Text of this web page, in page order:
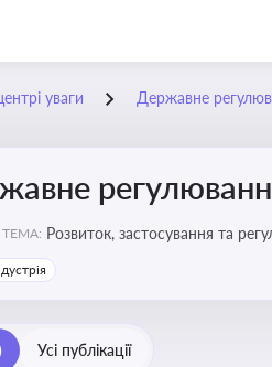
уваги Державне
Розвиток, застосування та
Усі публікації